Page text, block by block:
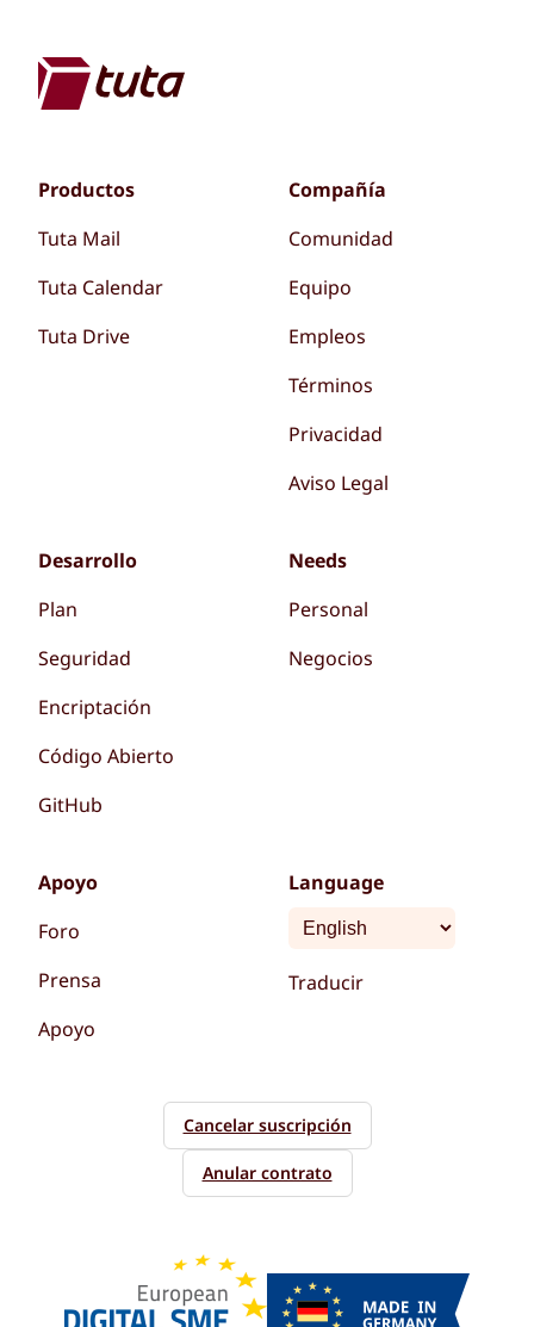
Productos
Tuta Mail
Tuta Calendar
Tuta Drive
Compañía
Comunidad
Equipo
Empleos
Términos
Privacidad
Aviso Legal
Desarrollo
Plan
Seguridad
Encriptación
Código Abierto
GitHub
Needs
Personal
Negocios
Apoyo
Foro
Prensa
Apoyo
Language
Traducir
Cancelar suscripción
Anular contrato